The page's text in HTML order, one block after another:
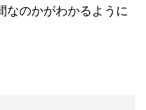
なのかがわかるように